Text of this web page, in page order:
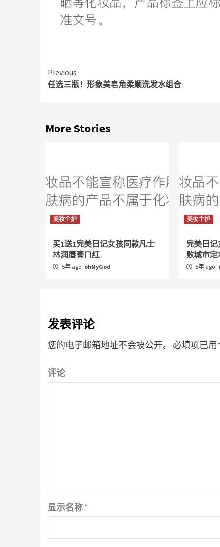
Continue
Reading
Previous
任选三瓶！形象美皂角柔顺洗发水组合
More Stories
美妆个护
买1送1完美日记女孩同款凡士
林润唇膏口红
5年 ago ohMyGod
美妆个护
完美日
败城市定
5年 ago
发表评论
您的电子邮箱地址不会被公开。 必填项已用*
评论
显示名称*